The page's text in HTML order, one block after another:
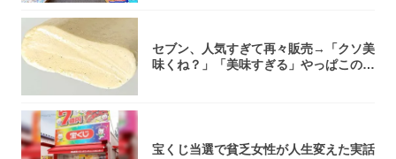
セブン、人気すぎて再々販売→「クソ美
味くね？」「美味すぎる」やっぱこのク
宝くじ当選で貧乏女性が人生変えた実話